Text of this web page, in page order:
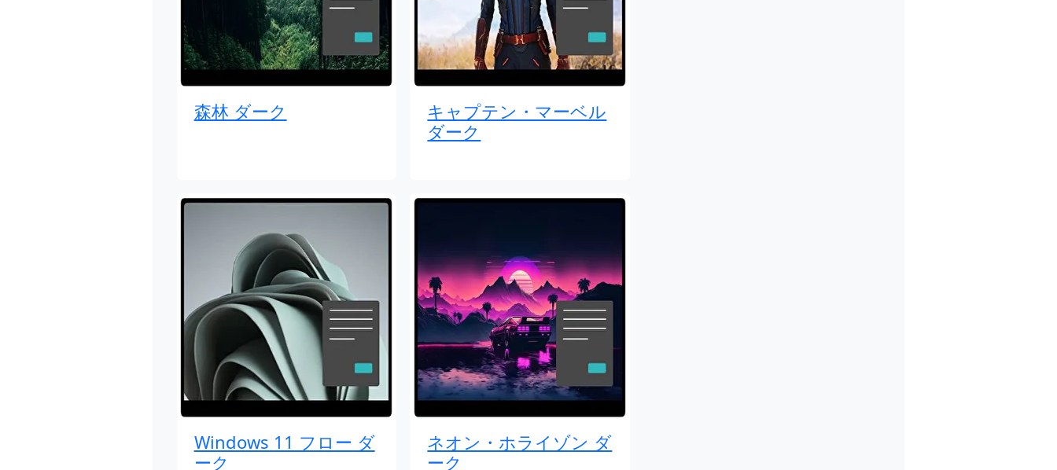
森林 ダーク
キャプテン・マーベル
ダーク
Windows 11 フロー ダ
ーク
ネオン・ホライゾン ダ
ーク